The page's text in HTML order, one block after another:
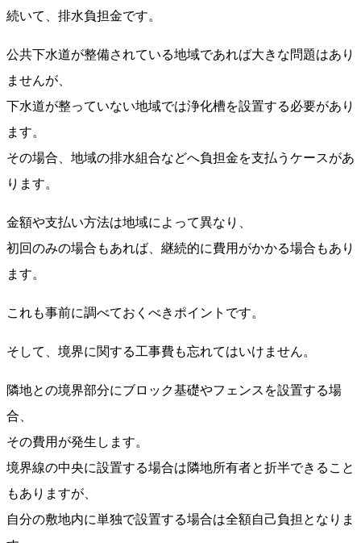
続いて、排水負担金です。
公共下水道が整備されている地域であれば大きな問題はあり
ませんが、
下水道が整っていない地域では浄化槽を設置する必要があり
ます。
その場合、地域の排水組合などへ負担金を支払うケースがあ
ります。
金額や支払い方法は地域によって異なり、
初回のみの場合もあれば、継続的に費用がかかる場合もあり
ます。
これも事前に調べておくべきポイントです。
そして、境界に関する工事費も忘れてはいけません。
隣地との境界部分にブロック基礎やフェンスを設置する場
合、
その費用が発生します。
境界線の中央に設置する場合は隣地所有者と折半できること
もありますが、
自分の敷地内に単独で設置する場合は全額自己負担となりま